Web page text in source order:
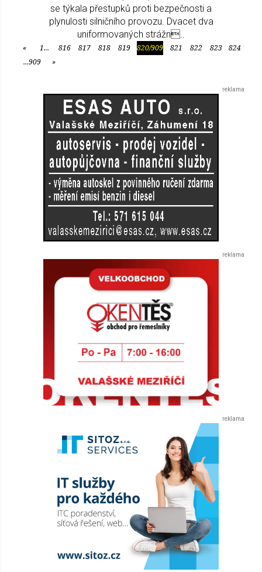
se týkala přestupků proti bezpečnosti a
plynulosti silničního provozu. Dvacet dva
uniformovaných strážn..
«Předchozí
1... 816 817 818 819 820/909 821 822 823
824
...909
»Další